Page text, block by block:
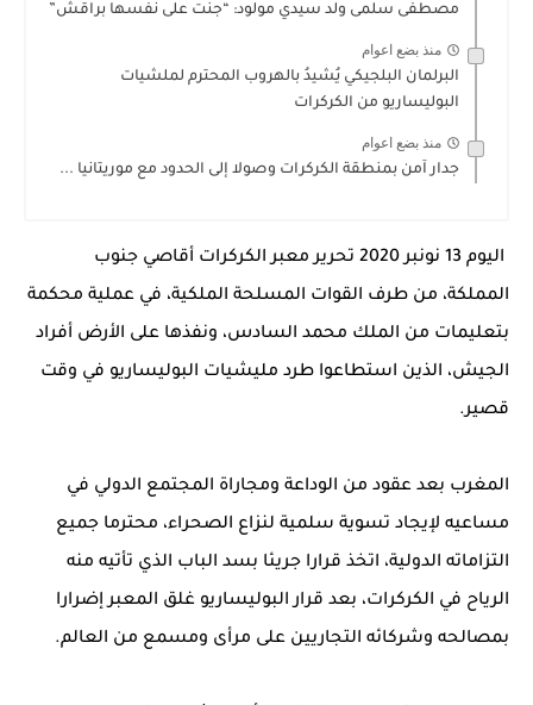
مصطفى سلمى ولد سيدي مولود: “جنت على نفسها براقش”
منذ بضع اعوام
البرلمان البلجيكي يُشيدُ بالهروب المحترم لملشيات
البوليساريو من الكركرات
منذ بضع اعوام
جدار آمن بمنطقة الكركرات وصولا إلى الحدود مع موريتانيا ...
اليوم 13 نونبر 2020 تحرير معبر الكركرات أقاصي جنوب
المملكة، من طرف القوات المسلحة الملكية، في عملية محكمة
بتعليمات من الملك محمد السادس، ونفذها على الأرض أفراد
الجيش، الذين استطاعوا طرد مليشيات البوليساريو في وقت
قصير.
المغرب بعد عقود من الوداعة ومجاراة المجتمع الدولي في
مساعيه لإيجاد تسوية سلمية لنزاع الصحراء، محترما جميع
التزاماته الدولية، اتخذ قرارا جريئا بسد الباب الذي تأتيه منه
الرياح في الكركرات، بعد قرار البوليساريو غلق المعبر إضرارا
بمصالحه وشركائه التجاريين على مرأى ومسمع من العالم.